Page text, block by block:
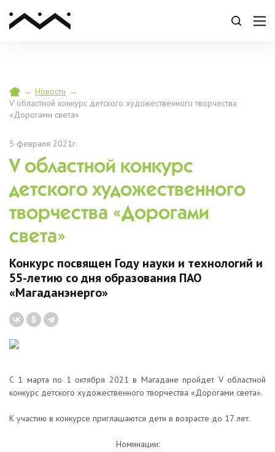
→ Новости →
V областной конкурс детского художественного творчества
«Дорогами света»
5 февраля 2021г.
V областной конкурс
детского художественного
творчества «Дорогами
света»
Конкурс посвящен Году науки и технологий и
55-летию со дня образования ПАО
«Магаданэнерго»
С 1 марта по 1 октября 2021 в Магадане пройдет V областной
конкурс детского художественного творчества «Дорогами света».
К участию в конкурсе приглашаются дети в возрасте до 17 лет.
Номинации: